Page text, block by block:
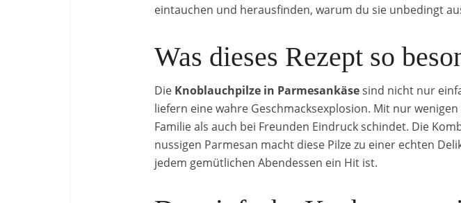
eintauchen und herausfinden, warum du sie unbedingt
Was dieses Rezept so
Die Knoblauchpilze in Parmesankäsesind nicht nur
liefern eine wahre Geschmacksexplosion. Mit nur
Familie als auch bei Freunden Eindruck schindet. Die
nussigen Parmesan macht diese Pilze zu einer echten
jedem gemütlichen Abendessen ein Hit ist.